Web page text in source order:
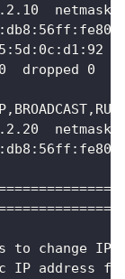
netmask
dropped 0
netmask
to change
IP address